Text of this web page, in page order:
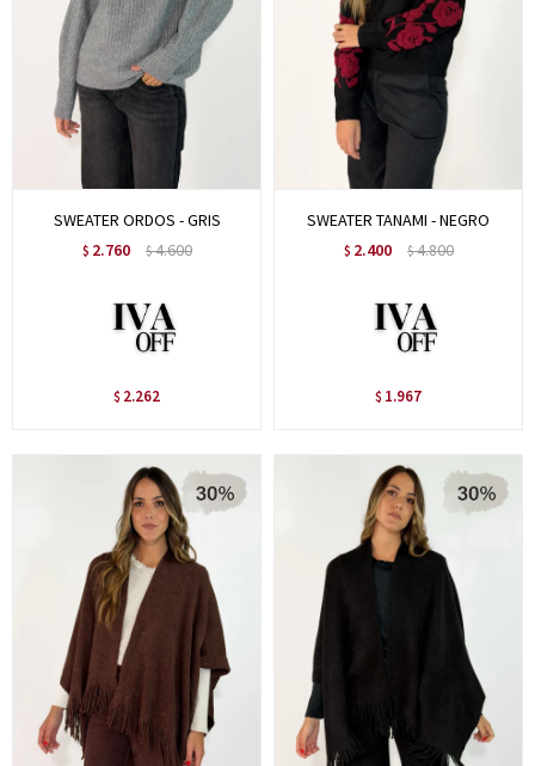
SWEATER ORDOS - GRIS
$ 2.760 $4.600
$ 2.262
SWEATER TANAMI - NEGRO
$ 2.400 $4.800
$ 1.967